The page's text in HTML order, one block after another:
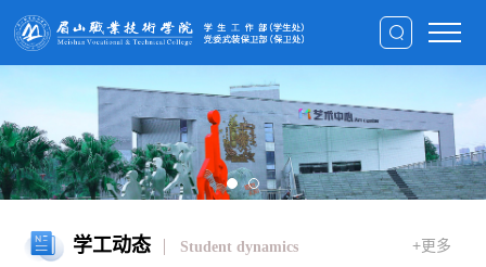
学工动态 Student dynamics +更多